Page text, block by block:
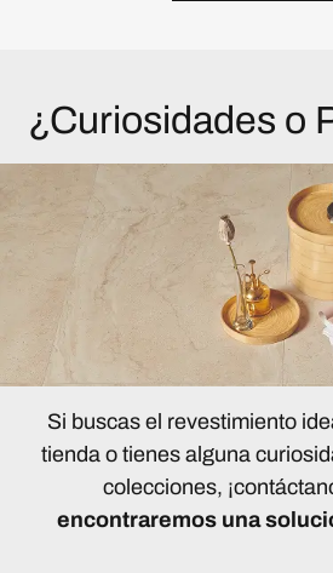
¿Curiosidades o
Si buscas el revestimiento
tienda o tienes alguna
colecciones,
encontraremos una